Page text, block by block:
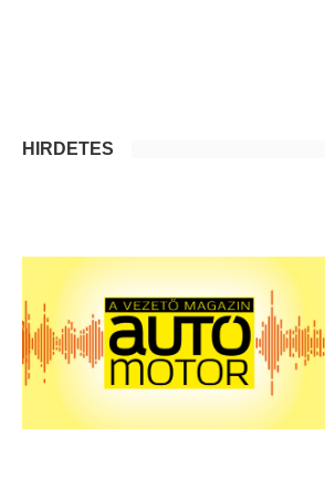
HIRDETÉS